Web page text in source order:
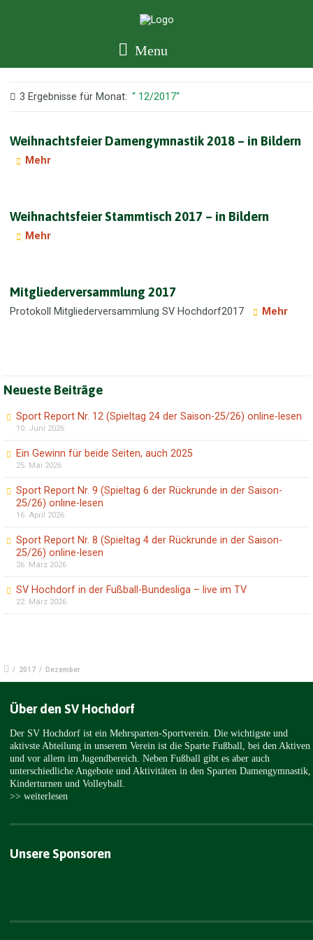
Menu
3 Ergebnisse für Monat: 12/2017
Weihnachtsfeier Damengymnastik 2018 – in Bildern
Mehr
Weihnachtsfeier Stammtisch 2017 – in Bildern
Mehr
Mitgliederversammlung 2017
Protokoll Mitgliederversammlung SV Hochdorf2017 Mehr
Neueste Beiträge
Sport Report Nr. 12 (Spieltag 24 der Saison-25/26) online-lesen
10. Juni 2026
Ein Gewinn für beide Seiten, auch 2025
25. Mai 2026
Sport Report Nr. 9 (Spieltag 6 der Rückrunde in der Saison-
25/26) online-lesen
16. April 2026
Sport Report Nr. 8 (Spieltag 4 der Rückrunde in der Saison-
25/26) online-lesen
26. März 2026
SV Hochdorf in der Fußball-Bundesliga – live im TV
22. März 2026
/ 2017 / Dezember
Über den SV Hochdorf
Der SV Hochdorf ist ein Mehrsparten-Sportverein. Die wichtigste und
aktivste Abteilung in unserem Verein ist die Sparte Fußball, bei den Aktiven
und vor allem im Jugendbereich. Neben Fußball gibt es aber auch
unterschiedliche Angebote und Aktivitäten in den Sparten Damengymnastik,
Kinderturnen und Volleyball.
>> weiterlesen
Unsere Sponsoren